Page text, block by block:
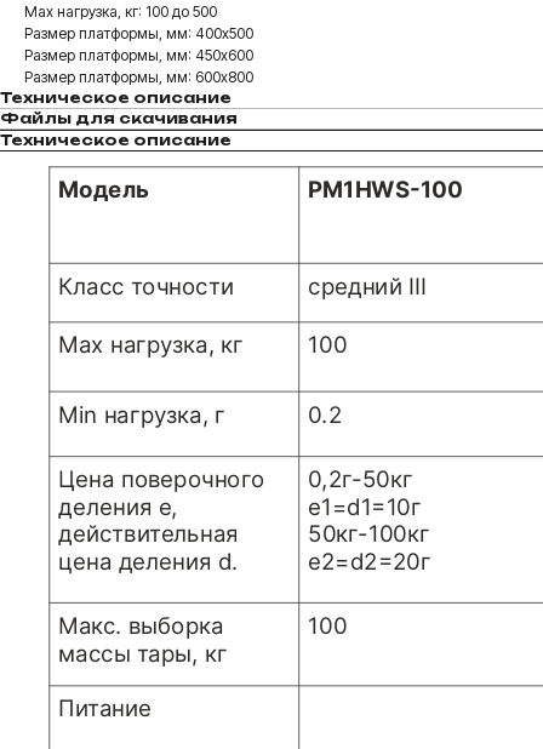
Max нагрузка, кг: 100 до 500
Размер платформы, мм: 400x500
Размер платформы, мм: 450х600
Размер платформы, мм: 600х800
Техническое описание
Файлы для скачивания
Техническое описание